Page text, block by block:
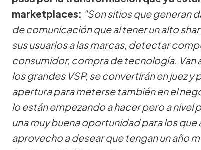
marketplaces: "Son sitios que generan
de comunicación que al tener un alto
sus usuarios a las marcas, detectar
consumidor, compra de tecnología.
los grandes VSP, se convertirán en juez
apertura para meterse también en el
lo están empezando a hacer pero a
una muy buena oportunidad para los
aprovecho a desear que tengan un año